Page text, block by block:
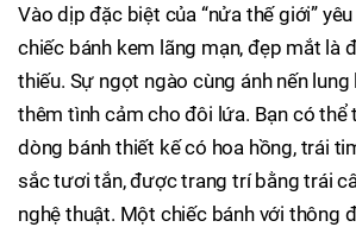
Vào dịp đặc biệt của “nửa thế giới”
chiếc bánh kem lãng mạn, đẹp mắt là
thiếu. Sự ngọt ngào cùng ánh nến
thêm tình cảm cho đôi lứa. Bạn có thể
dòng bánh thiết kế có hoa hồng, trái
sắc tươi tắn, được trang trí bằng trái
nghệ thuật. Một chiếc bánh với thông